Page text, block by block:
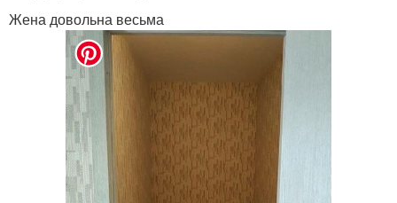
Жена довольна весьма